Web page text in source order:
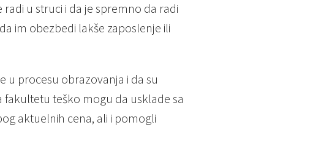
u struci i da je spremno da radi
im obezbedi lakše zaposlenje ili
u procesu obrazovanja i da su
teško mogu da usklade sa
aktuelnih cena, ali i pomogli